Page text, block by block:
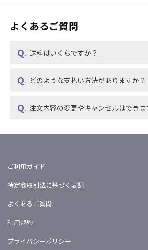
よくあるご質問
送料はいくらですか？
どのような支払い方法がありますか？
注文内容の変更やキャンセルはできま
ご利用ガイド
特定商取引法に基づく表記
よくあるご質問
利用規約
プライバシーポリシー